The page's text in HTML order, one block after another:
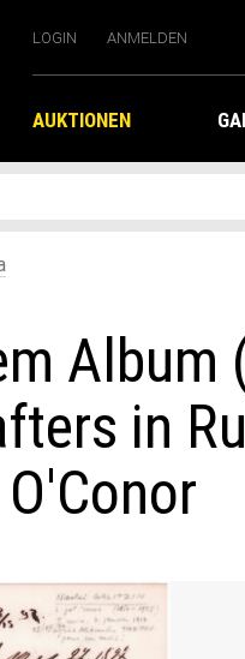
LOGIN ANMELDEN
AUKTIONEN
Album
in